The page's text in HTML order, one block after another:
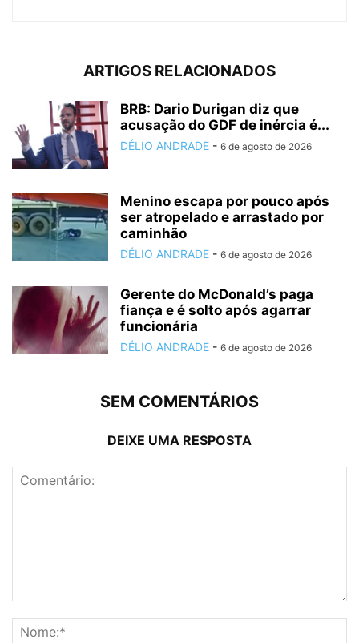
ARTIGOS RELACIONADOS
BRB: Dario Durigan diz que
acusação do GDF de inércia é...
DÉLIO ANDRADE - 6 de agosto de 2026
Menino escapa por pouco após
ser atropelado e arrastado por
caminhão
DÉLIO ANDRADE - 6 de agosto de 2026
Gerente do McDonald’s paga
fiança e é solto após agarrar
funcionária
DÉLIO ANDRADE - 6 de agosto de 2026
SEM COMENTÁRIOS
DEIXE UMA RESPOSTA